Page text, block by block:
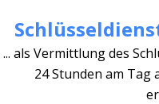
... als Vermittlung des
24 Stunden am Tag